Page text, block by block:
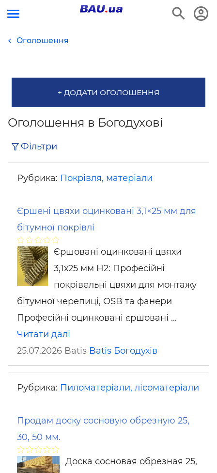
Оголошення
+ ДОДАТИ ОГОЛОШЕННЯ
Оголошення в Богодухові
Фільтри
Рубрика: Покрівля, матеріали
Єршені цвяхи оцинковані 3,1×25 мм для
бітумної покрівлі
Єршовані оцинковані цвяхи
3,1х25 мм H2: Професійні
покрівельні цвяхи для монтажу
бітумної черепиці, OSB та фанери
Професійні оцинковані єршовані …
Читати далі
25.07.2026 Batis Batis Богодухів
Рубрика: Пиломатеріали, лісоматеріали
Продам доску сосновую обрезную 25,
30, 50 мм.
Доска сосновая обрезная 25,